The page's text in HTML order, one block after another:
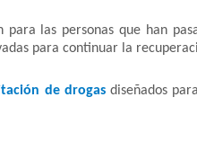
para las personas que han
para continuar la
de drogasdiseñados